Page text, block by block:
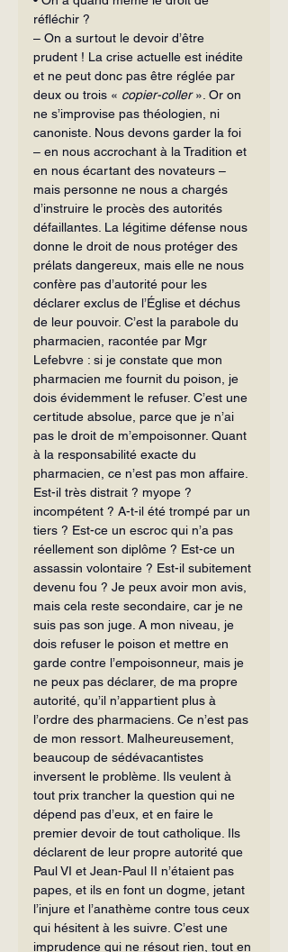
réfléchir ?
– On a surtout le devoir d’être
prudent ! La crise actuelle est inédite
et ne peut donc pas être réglée par
deux ou trois « copier-coller ». Or on
ne s’improvise pas théologien, ni
canoniste. Nous devons garder la foi
– en nous accrochant à la Tradition et
en nous écartant des novateurs –
mais personne ne nous a chargés
d’instruire le procès des autorités
défaillantes. La légitime défense nous
donne le droit de nous protéger des
prélats dangereux, mais elle ne nous
confère pas d’autorité pour les
déclarer exclus de l’Église et déchus
de leur pouvoir. C’est la parabole du
pharmacien, racontée par Mgr
Lefebvre : si je constate que mon
pharmacien me fournit du poison, je
dois évidemment le refuser. C’est une
certitude absolue, parce que je n’ai
pas le droit de m’empoisonner. Quant
à la responsabilité exacte du
pharmacien, ce n’est pas mon affaire.
Est-il très distrait ? myope ?
incompétent ? A-t-il été trompé par un
tiers ? Est-ce un escroc qui n’a pas
réellement son diplôme ? Est-ce un
assassin volontaire ? Est-il subitement
devenu fou ? Je peux avoir mon avis,
mais cela reste secondaire, car je ne
suis pas son juge. A mon niveau, je
dois refuser le poison et mettre en
garde contre l’empoisonneur, mais je
ne peux pas déclarer, de ma propre
autorité, qu’il n’appartient plus à
l’ordre des pharmaciens. Ce n’est pas
de mon ressort. Malheureusement,
beaucoup de sédévacantistes
inversent le problème. Ils veulent à
tout prix trancher la question qui ne
dépend pas d’eux, et en faire le
premier devoir de tout catholique. Ils
déclarent de leur propre autorité que
Paul VI et Jean-Paul II n’étaient pas
papes, et ils en font un dogme, jetant
l’injure et l’anathème contre tous ceux
qui hésitent à les suivre. C’est une
imprudence qui ne résout rien, tout en